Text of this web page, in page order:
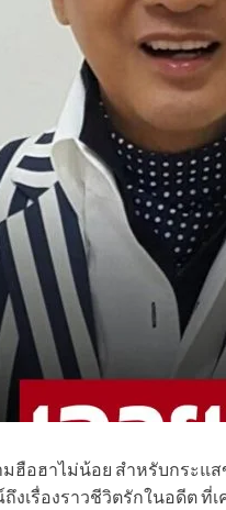
มฮือฮาไม่น้อย สำหรับกระแ
งเรื่องราวชีวิตรักในอดีต ที่